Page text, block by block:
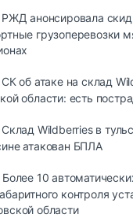
РЖД анонсировала
грузоперевозки
СК об атаке на склад
области: есть
Склад Wildberries в
атакован БПЛА
Более 10
контроля
области